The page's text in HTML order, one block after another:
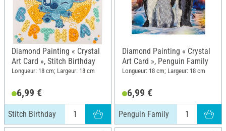
Diamond Painting « Crystal
Art Card », Stitch Birthday
Longueur: 18 cm; Largeur: 18 cm
6,99 €
Stitch Birthday
Diamond Painting « Crystal
Art Card », Penguin Family
Longueur: 18 cm; Largeur: 18 cm
6,99 €
Penguin Family